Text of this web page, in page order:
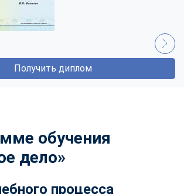
Получить диплом
обучения
дело»
процесса